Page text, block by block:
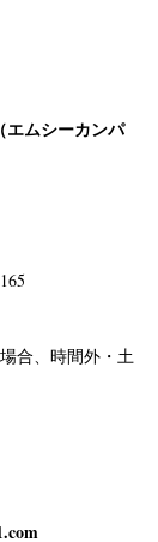
エムシーカンパ
合、時間外・土